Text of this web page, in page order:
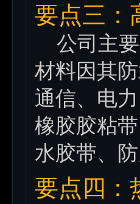
要点三：
公司主要
材料因其
通信、电
橡胶胶粘
水胶带、
要点四：